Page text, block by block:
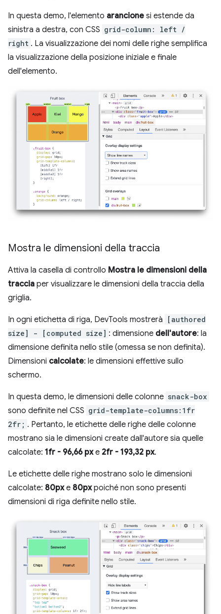
In questa demo, l'elemento arancione si estende da
sinistra a destra, con CSS grid-column: left /
right . La visualizzazione dei nomi delle righe semplifica
la visualizzazione della posizione iniziale e finale
dell'elemento.
Mostra le dimensioni della traccia
Attiva la casella di controllo Mostra le dimensioni della
traccia per visualizzare le dimensioni della traccia della
griglia.
In ogni etichetta di riga, DevTools mostrerà
[authored
size] - [computed size] : dimensione dell'autore: la
dimensione definita nello stile (omessa se non definita).
Dimensioni calcolate: le dimensioni effettive sullo
schermo.
In questa demo, le dimensioni delle colonne snack-box
sono definite nel CSS grid-template-columns:1fr
2fr; . Pertanto, le etichette delle righe delle colonne
mostrano sia le dimensioni create dall'autore sia quelle
calcolate: 1fr - 96,66 pxe 2fr - 193,32 px.
Le etichette delle righe mostrano solo le dimensioni
calcolate: 80pxe 80pxpoiché non sono presenti
dimensioni di riga definite nello stile.